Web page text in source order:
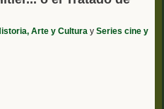
Arte y Cultura y Series cine y